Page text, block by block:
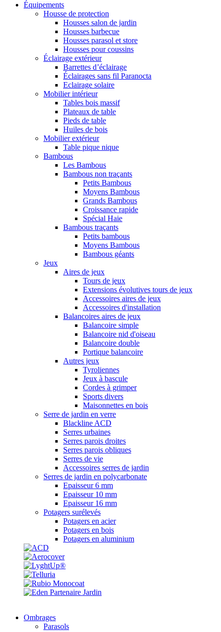
Équipements
Housse de protection
Housses salon de jardin
Housses barbecue
Housses parasol et store
Housses pour coussins
Éclairage extérieur
Barrettes d’éclairage
Éclairages sans fil Paranocta
Eclairage solaire
Mobilier intérieur
Tables bois massif
Plateaux de table
Pieds de table
Huiles de bois
Mobilier extérieur
Table pique nique
Bambous
Les Bambous
Bambous non traçants
Petits Bambous
Moyens Bambous
Grands Bambous
Croissance rapide
Spécial Haie
Bambous traçants
Petits bambous
Moyens Bambous
Bambous géants
Jeux
Aires de jeux
Tours de jeux
Extensions évolutives tours de jeux
Accessoires aires de jeux
Accessoires d'installation
Balancoires aires de jeux
Balancoire simple
Balancoire nid d'oiseau
Balancoire double
Portique balancoire
Autres jeux
Tyroliennes
Jeux à bascule
Cordes à grimper
Sports divers
Maisonnettes en bois
Serre de jardin en verre
Blackline ACD
Serres urbaines
Serres parois droites
Serres parois obliques
Serres de vie
Accessoires serres de jardin
Serres de jardin en polycarbonate
Epaisseur 6 mm
Epaisseur 10 mm
Epaisseur 16 mm
Potagers surélevés
Potagers en acier
Potagers en bois
Potagers en aluminium
Ombrages
Parasols